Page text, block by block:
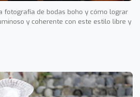
fotografía de bodas boho y cómo lograr
y coherente con este estilo libre y